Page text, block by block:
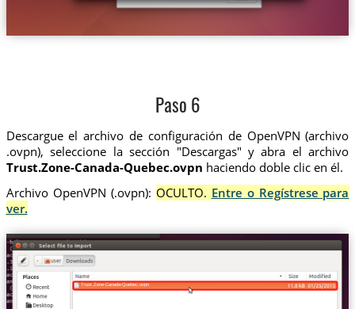
Paso 6
Descargue el archivo de configuración de OpenVPN (archivo
.ovpn), seleccione la sección "Descargas" y abra el archivo
Trust.Zone-Canada-Quebec.ovpn haciendo doble clic en él.
Archivo OpenVPN (.ovpn): OCULTO. Entre o Regístrese para
ver.
Trust.Zone-Canada-Quebec.ovpn